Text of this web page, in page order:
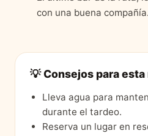
con una buena compañía.
💡 Consejos para esta
Lleva agua para
durante el tardeo.
Reserva un lugar en